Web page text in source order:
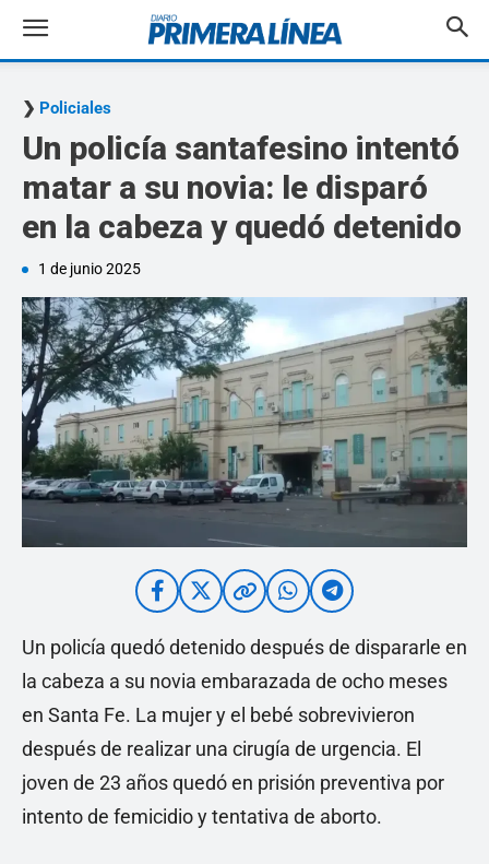
Policiales
Un policía santafesino intentó
matar a su novia: le disparó
en la cabeza y quedó detenido
1 de junio 2025
Un policía quedó detenido después de dispararle en
la cabeza a su novia embarazada de ocho meses
en Santa Fe. La mujer y el bebé sobrevivieron
después de realizar una cirugía de urgencia. El
joven de 23 años quedó en prisión preventiva por
intento de femicidio y tentativa de aborto.